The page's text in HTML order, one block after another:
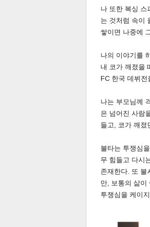
공유 유
나 또한 복싱 스
는 것처럼 속이
쌓이면 나중에
나의 이야기를
내 코가 깨졌을
FC 한국 데뷔전
나는 부모님께
은 넘어진 사람
들고, 코가 깨졌
불타는 투쟁심
무 힘들고 다시
존재한다. 또 불
만, 보통의 삶이
투쟁심을 케이